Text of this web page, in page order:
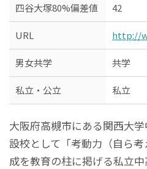
四谷大塚80%偏差値 42
URL http://
男女共学 共学
私立・公立 私立
大阪府高槻市にある関西大
設校として「考動力（自ら
成を教育の柱に掲げる私立中